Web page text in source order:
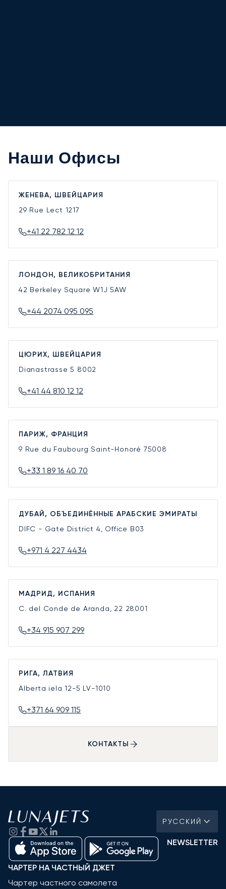
Наши Офисы
ЖЕНЕВА, ШВЕЙЦАРИЯ
29 Rue Lect 1217
+41 22 782 12 12
ЛОНДОН, ВЕЛИКОБРИТАНИЯ
42 Berkeley SquareW1J 5AW
+44 2074 095 095
ЦЮРИХ, ШВЕЙЦАРИЯ
Dianastrasse 5 8002
+41 44 810 12 12
ПАРИЖ, ФРАНЦИЯ
9 Rue du Faubourg Saint-Honoré 75008
+33 1 89 16 40 70
ДУБАЙ, ОБЪЕДИНЁННЫЕ АРАБСКИЕ ЭМИРАТЫ
DIFC - Gate District 4, Office B03
+971 4 227 4434
МАДРИД, ИСПАНИЯ
C. del Conde de Aranda, 22 28001
+34 915 907 299
РИГА, ЛАТВИЯ
Alberta iela 12-5 LV-1010
+371 64 909 115
КОНТАКТЫ
РУССКИЙ
NEWSLETTER
ЧАРТЕР НА ЧАСТНЫЙ ДЖЕТ
Чартер частного самолета